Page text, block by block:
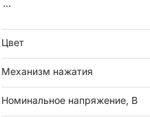
держатель, модуль
Материал: пластик.
Цвет
Механизм нажатия
Номинальное напряжение, В